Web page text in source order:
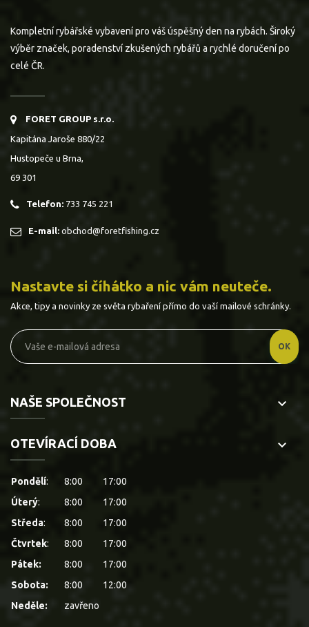
Kompletní rybářské vybavení pro váš úspěšný den na rybách. Široký
výběr značek, poradenství zkušených rybářů a rychlé doručení po
celé ČR.
FORET GROUP s.r.o.
Kapitána Jaroše 880/22
Hustopeče u Brna,
69 301
Telefon: 733 745 221
E-mail: obchod@foretfishing.cz
Nastavte si číhátko a nic vám neuteče.
Akce, tipy a novinky ze světa rybaření přímo do vaší mailové schránky.
NAŠE SPOLEČNOST keyboard_arrow_down
OTEVÍRACÍ DOBA keyboard_arrow_down
Pondělí: 8:00
17:00
Úterý: 8:00
17:00
Středa: 8:00
17:00
Čtvrtek: 8:00
17:00
Pátek:
8:00
17:00
Sobota:
8:00
12:00
Neděle:
zavřeno